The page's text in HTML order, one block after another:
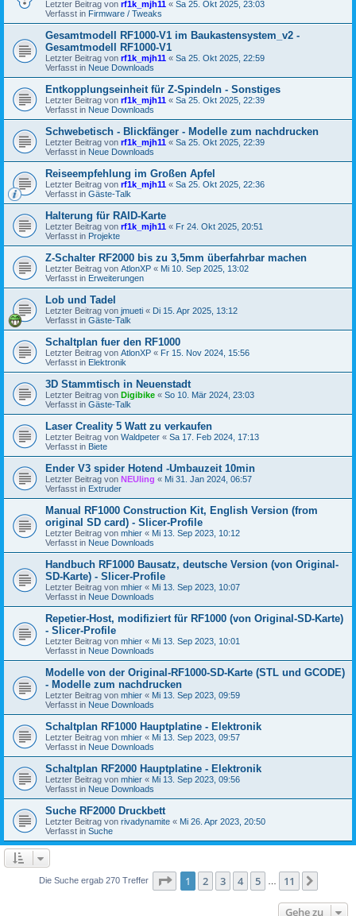
Letzter Beitrag von rf1k_mjh11 « Sa 25. Okt 2025, 23:03
Verfasst in Firmware / Tweaks
Gesamtmodell RF1000-V1 im Baukastensystem_v2 -
Gesamtmodell RF1000-V1
Letzter Beitrag von rf1k_mjh11 « Sa 25. Okt 2025, 22:59
Verfasst in Neue Downloads
Entkopplungseinheit für Z-Spindeln - Sonstiges
Letzter Beitrag von rf1k_mjh11 « Sa 25. Okt 2025, 22:39
Verfasst in Neue Downloads
Schwebetisch - Blickfänger - Modelle zum nachdrucken
Letzter Beitrag von rf1k_mjh11 « Sa 25. Okt 2025, 22:39
Verfasst in Neue Downloads
Reiseempfehlung im Großen Apfel
Letzter Beitrag von rf1k_mjh11 « Sa 25. Okt 2025, 22:36
Verfasst in Gäste-Talk
Halterung für RAID-Karte
Letzter Beitrag von rf1k_mjh11 « Fr 24. Okt 2025, 20:51
Verfasst in Projekte
Z-Schalter RF2000 bis zu 3,5mm überfahrbar machen
Letzter Beitrag von AtlonXP « Mi 10. Sep 2025, 13:02
Verfasst in Erweiterungen
Lob und Tadel
Letzter Beitrag von jmueti « Di 15. Apr 2025, 13:12
Verfasst in Gäste-Talk
Schaltplan fuer den RF1000
Letzter Beitrag von AtlonXP « Fr 15. Nov 2024, 15:56
Verfasst in Elektronik
3D Stammtisch in Neuenstadt
Letzter Beitrag von Digibike « So 10. Mär 2024, 23:03
Verfasst in Gäste-Talk
Laser Creality 5 Watt zu verkaufen
Letzter Beitrag von Waldpeter « Sa 17. Feb 2024, 17:13
Verfasst in Biete
Ender V3 spider Hotend -Umbauzeit 10min
Letzter Beitrag von NEUling « Mi 31. Jan 2024, 06:57
Verfasst in Extruder
Manual RF1000 Construction Kit, English Version (from
original SD card) - Slicer-Profile
Letzter Beitrag von mhier « Mi 13. Sep 2023, 10:12
Verfasst in Neue Downloads
Handbuch RF1000 Bausatz, deutsche Version (von Original-
SD-Karte) - Slicer-Profile
Letzter Beitrag von mhier « Mi 13. Sep 2023, 10:07
Verfasst in Neue Downloads
Repetier-Host, modifiziert für RF1000 (von Original-SD-Karte)
- Slicer-Profile
Letzter Beitrag von mhier « Mi 13. Sep 2023, 10:01
Verfasst in Neue Downloads
Modelle von der Original-RF1000-SD-Karte (STL und GCODE)
- Modelle zum nachdrucken
Letzter Beitrag von mhier « Mi 13. Sep 2023, 09:59
Verfasst in Neue Downloads
Schaltplan RF1000 Hauptplatine - Elektronik
Letzter Beitrag von mhier « Mi 13. Sep 2023, 09:57
Verfasst in Neue Downloads
Schaltplan RF2000 Hauptplatine - Elektronik
Letzter Beitrag von mhier « Mi 13. Sep 2023, 09:56
Verfasst in Neue Downloads
Suche RF2000 Druckbett
Letzter Beitrag von rivadynamite « Mi 26. Apr 2023, 20:50
Verfasst in Suche
Die Suche ergab 270 Treffer Seite 1von 11
1 2 3 4 5 11
Gehe zu